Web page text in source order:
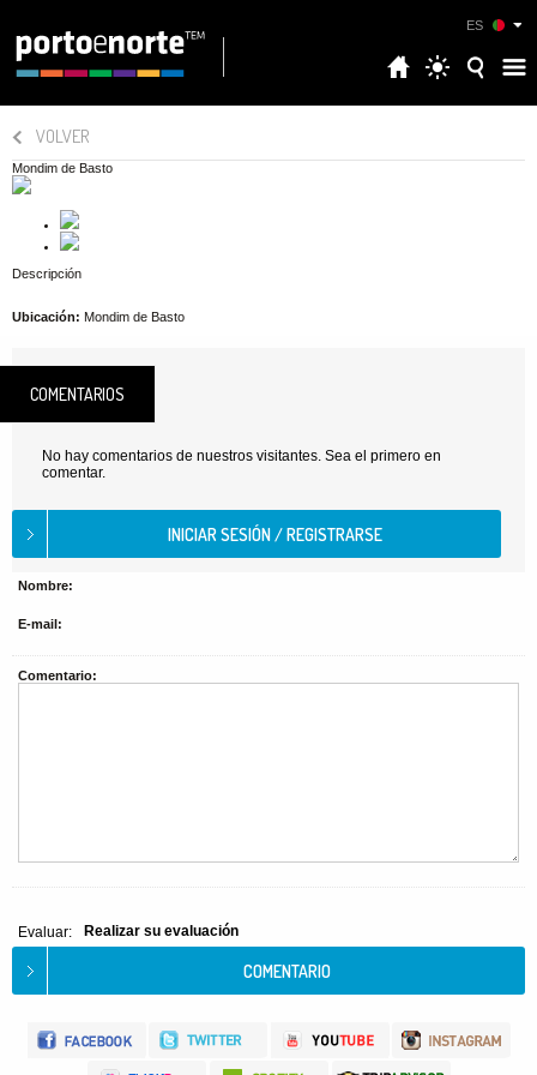
ES
VOLVER
Mondim de Basto
Descripción
Ubicación: Mondim de Basto
COMENTARIOS
No hay comentarios de nuestros visitantes. Sea el primero en
comentar.
Nombre:
E-mail:
Comentario:
Evaluar: Realizar su evaluación